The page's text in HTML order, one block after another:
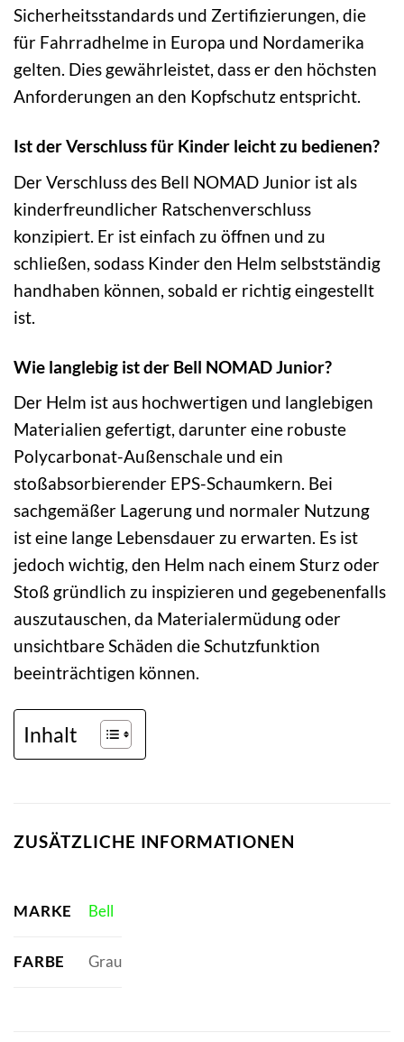
Sicherheitsstandards und Zertifizierungen, die
für Fahrradhelme in Europa und Nordamerika
gelten. Dies gewährleistet, dass er den höchsten
Anforderungen an den Kopfschutz entspricht.
Ist der Verschluss für Kinder leicht zu bedienen?
Der Verschluss des Bell NOMAD Junior ist als
kinderfreundlicher Ratschenverschluss
konzipiert. Er ist einfach zu öffnen und zu
schließen, sodass Kinder den Helm selbstständig
handhaben können, sobald er richtig eingestellt
ist.
Wie langlebig ist der Bell NOMAD Junior?
Der Helm ist aus hochwertigen und langlebigen
Materialien gefertigt, darunter eine robuste
Polycarbonat-Außenschale und ein
stoßabsorbierender EPS-Schaumkern. Bei
sachgemäßer Lagerung und normaler Nutzung
ist eine lange Lebensdauer zu erwarten. Es ist
jedoch wichtig, den Helm nach einem Sturz oder
Stoß gründlich zu inspizieren und gegebenenfalls
auszutauschen, da Materialermüdung oder
unsichtbare Schäden die Schutzfunktion
beeinträchtigen können.
Inhalt
ZUSÄTZLICHE INFORMATIONEN
MARKE Bell
FARBE Grau